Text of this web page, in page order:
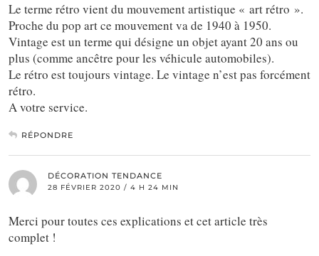
Le terme rétro vient du mouvement artistique « art rétro ».
Proche du pop art ce mouvement va de 1940 à 1950.
Vintage est un terme qui désigne un objet ayant 20 ans ou
plus (comme ancêtre pour les véhicule automobiles).
Le rétro est toujours vintage. Le vintage n’est pas forcément
rétro.
A votre service.
RÉPONDRE
DÉCORATION TENDANCE
28 FÉVRIER 2020 / 4 H 24 MIN
Merci pour toutes ces explications et cet article très
complet !